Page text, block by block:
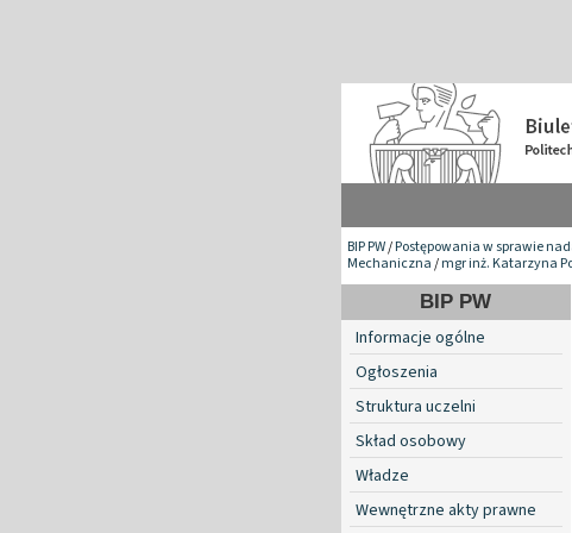
BIP PW/Postępowania w sprawie
Mechaniczna/mgr inż. Katarzyna
BIP PW
Informacje ogólne
Ogłoszenia
Struktura uczelni
Skład osobowy
Władze
Wewnętrzne akty prawne